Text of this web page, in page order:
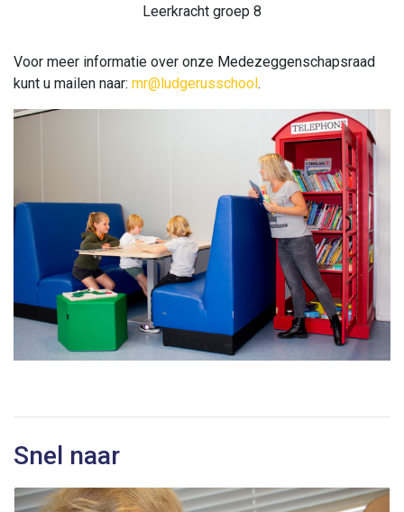
Leerkracht groep 8
Voor meer informatie over onze Medezeggenschapsraad
kunt u mailen naar: mr@ludgerusschool.
Snel naar